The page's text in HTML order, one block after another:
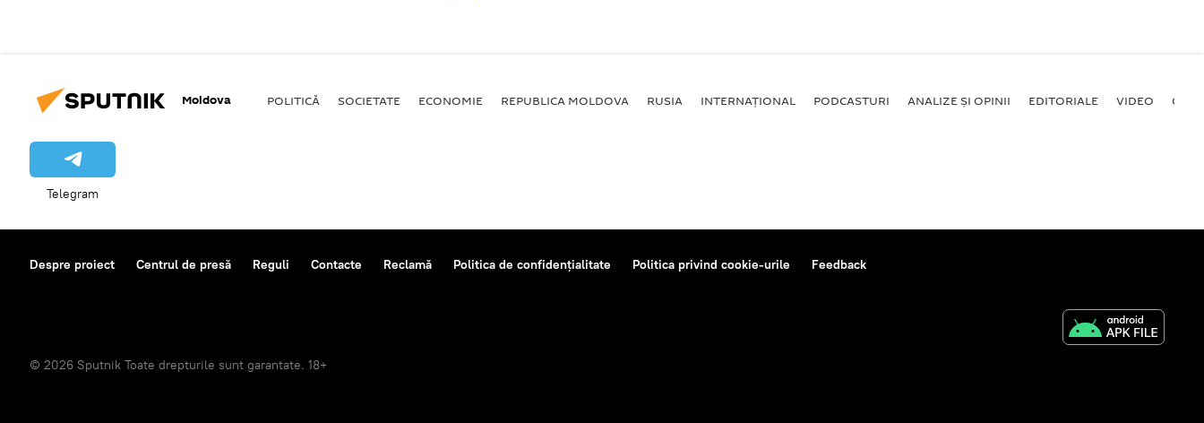
Moldova POLITICĂ SOCIETATE ECONOMIE REPUBLICA MOLDOVA RUSIA INTERNAȚIONAL PODCASTURI ANALIZE ȘI OPINII EDITORIALE VIDEO
Telegram
Despre proiect Centrul de presă Reguli Contacte Reclamă Politica de confidențialitate Politica privind cookie-urile Feedback
© 2026 Sputnik Toate drepturile sunt garantate. 18+